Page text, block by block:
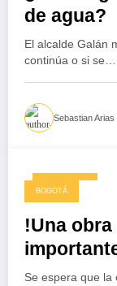
de agua?
El alcalde Galán
continúa o si se…
Sebastian Arias
31/01/2025
BOGOTÁ
!Una obra
Se espera que la